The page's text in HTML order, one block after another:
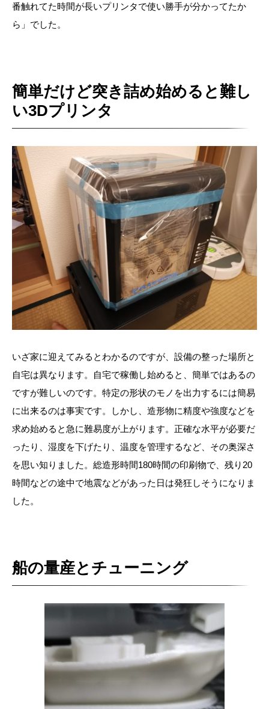
番触れてた時間が長いプリンタで使い勝手が分かってたか
ら」でした。
簡単だけど突き詰め始めると難し
い3Dプリンタ
いざ家に迎えてみるとわかるのですが、設備の整った場所と
自宅は異なります。自宅で稼働し始めると、簡単ではあるの
ですが難しいのです。特定の形状のモノを出力するには簡易
に出来るのは事実です。しかし、造形物に精度や強度などを
求め始めると急に難易度が上がります。正確な水平が必要だ
ったり、湿度を下げたり、温度を管理するなど、その奥深さ
を思い知りました。総造形時間180時間の印刷物で、残り20
時間などの途中で地震などがあった日は発狂しそうになりま
した。
船の量産とチューニング